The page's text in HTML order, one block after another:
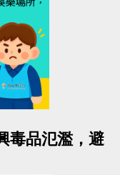
約者本人至3F櫃
預約者本人攜帶
使用；若不續租則
毒品氾濫，避